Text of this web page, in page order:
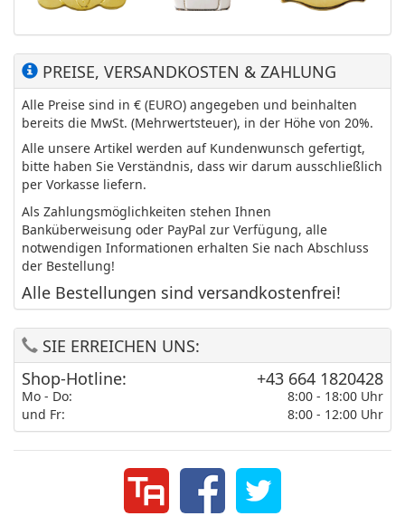
PREISE, VERSANDKOSTEN & ZAHLUNG
Alle Preise sind in € (EURO) angegeben und beinhalten
bereits die MwSt. (Mehrwertsteuer), in der Höhe von 20%.
Alle unsere Artikel werden auf Kundenwunsch gefertigt,
bitte haben Sie Verständnis, dass wir darum ausschließlich
per Vorkasse liefern.
Als Zahlungsmöglichkeiten stehen Ihnen
Banküberweisung oder PayPal zur Verfügung, alle
notwendigen Informationen erhalten Sie nach Abschluss
der Bestellung!
Alle Bestellungen sind versandkostenfrei!
SIE ERREICHEN UNS:
Shop-Hotline:
Mo - Do:
und Fr:
+43 664 1820428
8:00 - 18:00 Uhr
8:00 - 12:00 Uhr